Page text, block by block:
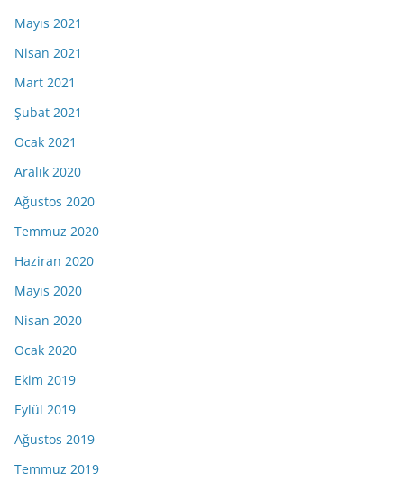
Mayıs 2021
Nisan 2021
Mart 2021
Şubat 2021
Ocak 2021
Aralık 2020
Ağustos 2020
Temmuz 2020
Haziran 2020
Mayıs 2020
Nisan 2020
Ocak 2020
Ekim 2019
Eylül 2019
Ağustos 2019
Temmuz 2019